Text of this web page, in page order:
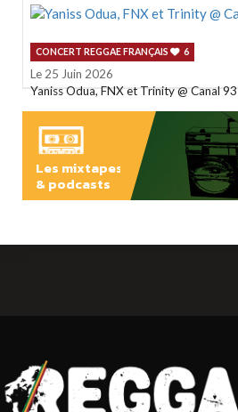
CONCERT REGGAE FRANÇAIS 6
Le 25 Juin 2026
Yaniss Odua, FNX et Trinity @ Canal 93
Les mixtapes
& podcasts